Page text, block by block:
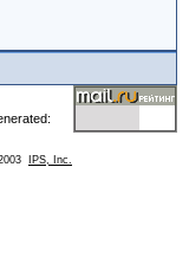
IPS, Inc.